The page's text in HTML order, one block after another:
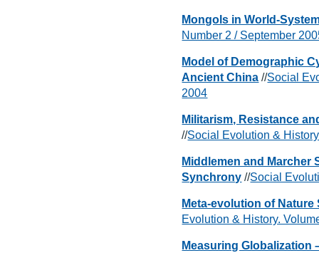
Mongols in World-
Number 2 / September
Model of Demographic
Ancient China //Social
2004
Militarism, Resistance
//Social Evolution &
Middlemen and Marcher
Synchrony //Social
Meta-evolution of
Evolution & History.
Measuring Globalization